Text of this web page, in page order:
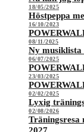
18/05/2025
Höstpeppa
16/10/2023
08/11/2025
Ny
06/07/2025
23/03/2025
02/02/2025
Lyxig
02/08/2026
Träningsresa